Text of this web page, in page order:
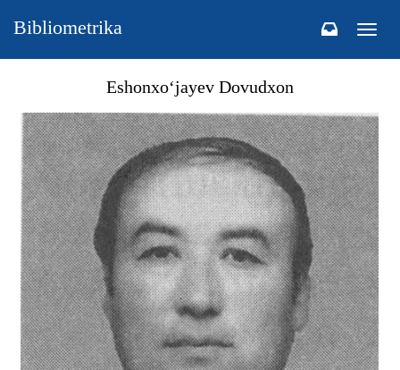
Bibliometrika
Eshonxo‘jayev Dovudxon